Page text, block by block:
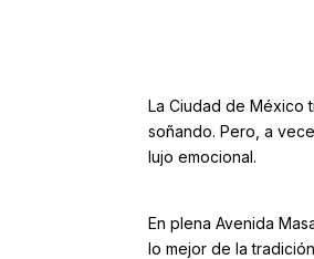
La Ciudad de México
soñando. Pero, a
lujo emocional.
En plena Avenida
lo mejor de la